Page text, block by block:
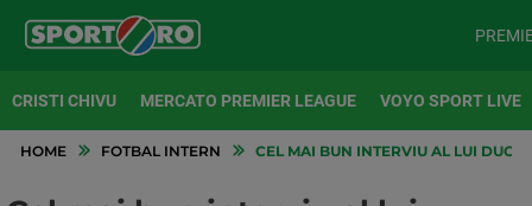
CRISTI CHIVU MERCATO PREMIER LEAGUE VOYO SPORT LIVE
HOME FOTBAL INTERN CEL MAI BUN INTERVIU AL LUI